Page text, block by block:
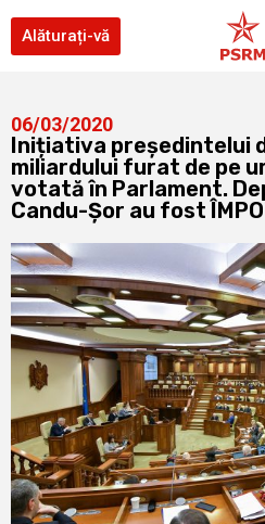
Alăturați-vă
06/03/2020
Inițiativa președintelui
miliardului furat de pe
votată în Parlament.
Candu-Șor au fost